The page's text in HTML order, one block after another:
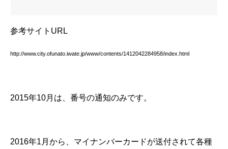
参考サイトURL
http://www.city.ofunato.iwate.jp/www/contents/1412042284958/index.html
2015年10月は、番号の通知のみです。
2016年1月から、マイナンバーカードが送付されて各種